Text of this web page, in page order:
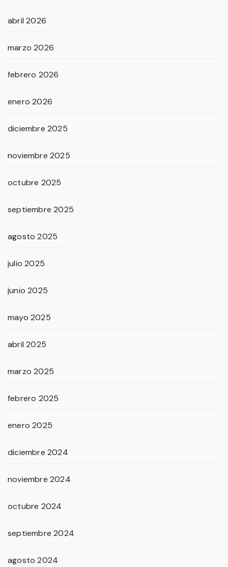
abril 2026
marzo 2026
febrero 2026
enero 2026
diciembre 2025
noviembre 2025
octubre 2025
septiembre 2025
agosto 2025
julio 2025
junio 2025
mayo 2025
abril 2025
marzo 2025
febrero 2025
enero 2025
diciembre 2024
noviembre 2024
octubre 2024
septiembre 2024
agosto 2024